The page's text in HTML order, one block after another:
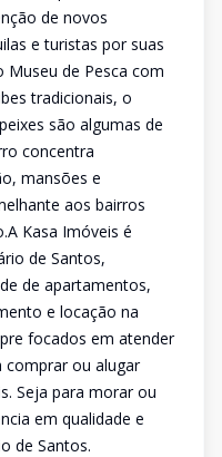
de novos
e turistas por suas
Museu de Pesca com
tradicionais, o
são algumas de
concentra
mansões e
aos bairros
Kasa Imóveis é
de Santos,
de apartamentos,
e locação na
focados em atender
comprar ou alugar
Seja para morar ou
em qualidade e
de Santos.